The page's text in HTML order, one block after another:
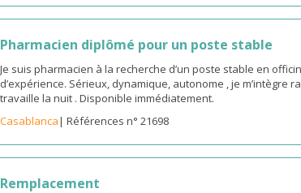
Pharmacien diplômé pour un poste stable
Je suis pharmacien à la recherche d’un poste stable en
d’expérience. Sérieux, dynamique, autonome , je m’intègre
travaille la nuit . Disponible immédiatement.
Casablanca| Références n° 21698
Remplacement